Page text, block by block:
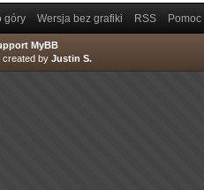
góry Wersja bez grafiki RSS Pomoc
MyBB
created by Justin S.